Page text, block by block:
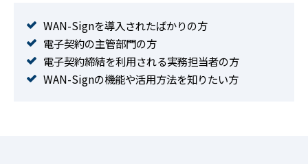
WAN-Signを導入されたばかりの方
電子契約の主管部門の方
電子契約締結を利用される実務担当者の方
WAN-Signの機能や活用方法を知りたい方